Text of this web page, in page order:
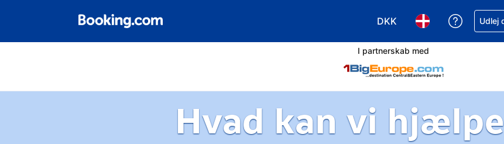
DKK
Vælg valuta. DinVælg sprog. Dit
FåUdlej
I partnerskab med
Hvad kan vi